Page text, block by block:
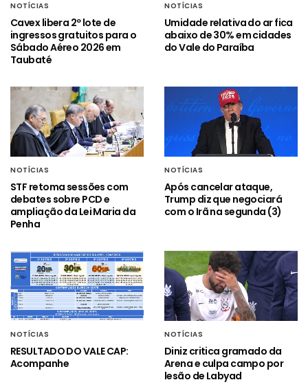
NOTÍCIAS
Cavex libera 2º lote de
ingressos gratuitos para o
Sábado Aéreo 2026 em
Taubaté
NOTÍCIAS
Umidade relativa do ar fica
abaixo de 30% em cidades
do Vale do Paraíba
NOTÍCIAS
STF retoma sessões com
debates sobre PCD e
ampliação da Lei Maria da
Penha
NOTÍCIAS
Após cancelar ataque,
Trump diz que negociará
com o Irã na segunda (3)
NOTÍCIAS
RESULTADO DO VALE CAP:
Acompanhe
NOTÍCIAS
Diniz critica gramado da
Arena e culpa campo por
lesão de Labyad